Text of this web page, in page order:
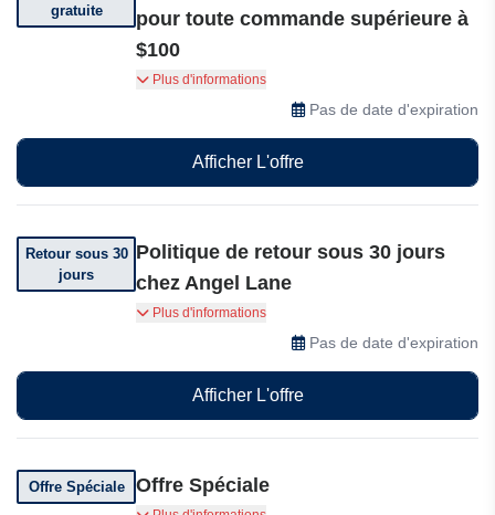
gratuite
pour toute commande supérieure à
$100
Bénéficiez de la livraison gratuite pour toute
commande supérieure à $100, pour une
livraison facile de vos pièces préférées
directement chez vous.
Plus d'informations
Pas de date d'expiration
Afficher L'offre
Retour sous 30
jours
Politique de retour sous 30 jours
chez Angel Lane
Vous pouvez retourner votre commande dans
les 30 jours suivant sa réception.
Plus d'informations
Pas de date d'expiration
Afficher L'offre
Offre Spéciale Offre Spéciale